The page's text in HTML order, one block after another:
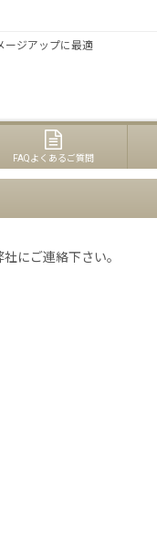
ジアップに最適
FAQよくあるご質問
にご連絡下さい。